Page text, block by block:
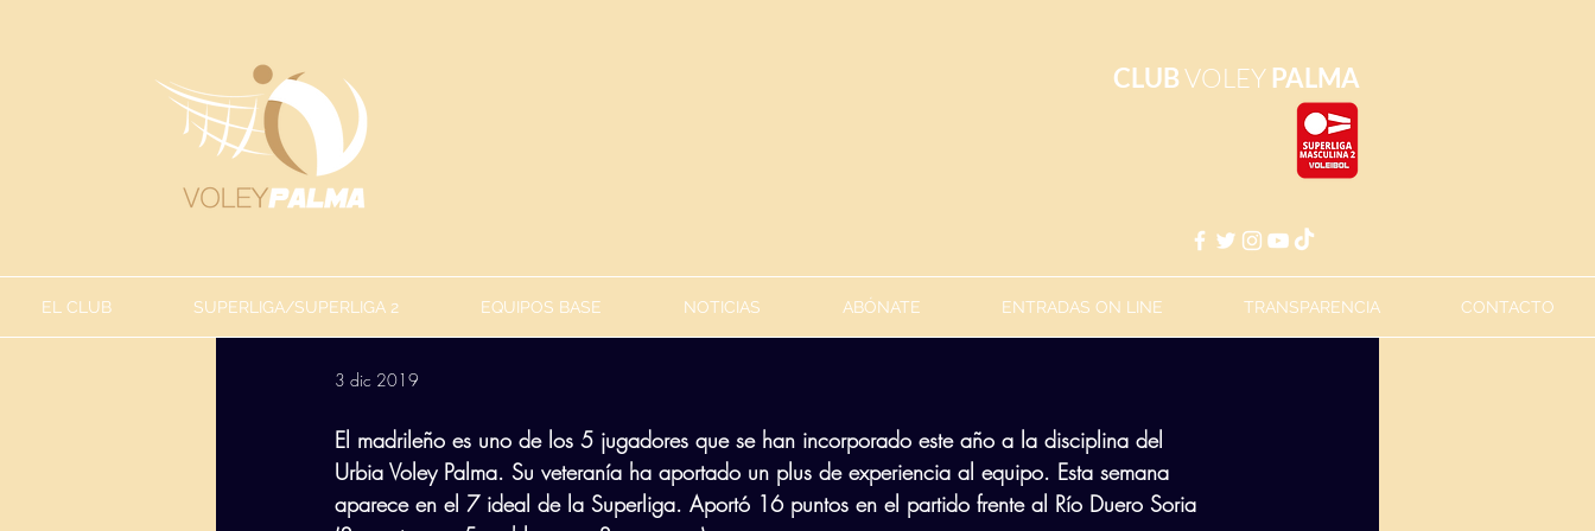
CLUBVOLEY PALMA
EL CLUB SUPERLIGA/SUPERLIGA 2 EQUIPOS BASE NOTICIAS ABÓNATE ENTRADAS ON LINE TRANSPARENCIA CONTACTO
3 dic 2019
El madrileño es uno de los 5 jugadores que se han incorporado este año a la disciplina del
Urbia Voley Palma. Su veteranía ha aportado un plus de experiencia al equipo. Esta semana
aparece en el 7 ideal de la Superliga. Aportó 16 puntos en el partido frente al Río Duero Soria